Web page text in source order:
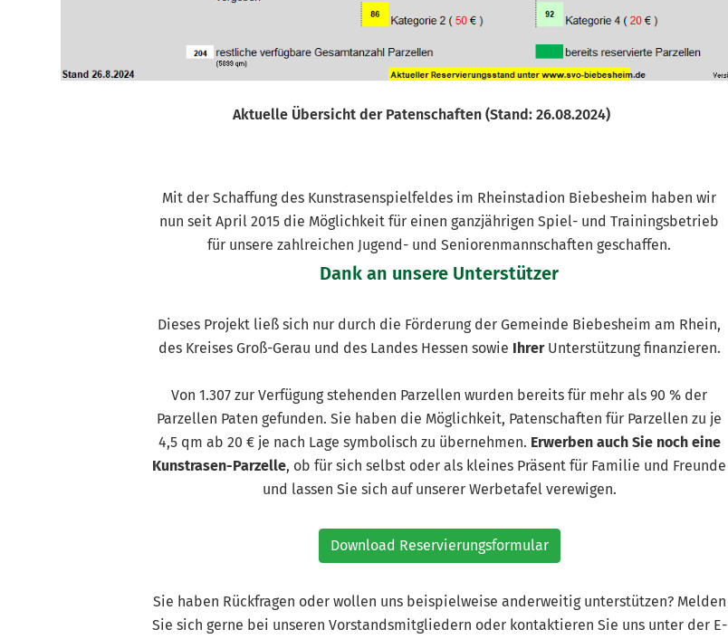
Aktuelle Übersicht der Patenschaften (Stand: 26.08.2024)
Mit der Schaffung des Kunstrasenspielfeldes im Rheinstadion Biebesheim haben wir
nun seit April 2015 die Möglichkeit für einen ganzjährigen Spiel- und Trainingsbetrieb
für unsere zahlreichen Jugend- und Seniorenmannschaften geschaffen.
Dank an unsere Unterstützer
Dieses Projekt ließ sich nur durch die Förderung der Gemeinde Biebesheim am Rhein,
des Kreises Groß-Gerau und des Landes Hessen sowie Ihrer Unterstützung finanzieren.
Von 1.307 zur Verfügung stehenden Parzellen wurden bereits für mehr als 90 % der
Parzellen Paten gefunden. Sie haben die Möglichkeit, Patenschaften für Parzellen zu je
4,5 qm ab 20 € je nach Lage symbolisch zu übernehmen. Erwerben auch Sie noch eine
Kunstrasen-Parzelle, ob für sich selbst oder als kleines Präsent für Familie und Freunde
und lassen Sie sich auf unserer Werbetafel verewigen.
Download Reservierungsformular
Sie haben Rückfragen oder wollen uns beispielweise anderweitig unterstützen? Melden
Sie sich gerne bei unseren Vorstandsmitgliedern oder kontaktieren Sie uns unter der E-